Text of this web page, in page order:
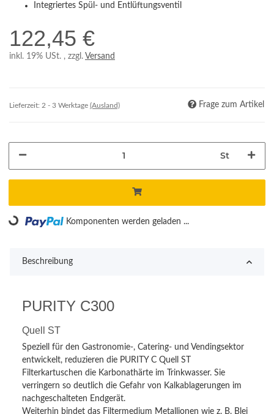
Integriertes Spül- und Entlüftungsventil
122,45 €
inkl. 19% USt. , zzgl. Versand
Lieferzeit: 2 - 3 Werktage (Ausland) Frage zum Artikel
St
Loading... Komponenten werden geladen ...
Beschreibung
PURITY C300
Quell ST
Speziell für den Gastronomie-, Catering- und Vendingsektor
entwickelt, reduzieren die PURITY C Quell ST
Filterkartuschen die Karbonathärte im Trinkwasser. Sie
verringern so deutlich die Gefahr von Kalkablagerungen im
nachgeschalteten Endgerät.
Weiterhin bindet das Filtermedium Metallionen wie z. B. Blei